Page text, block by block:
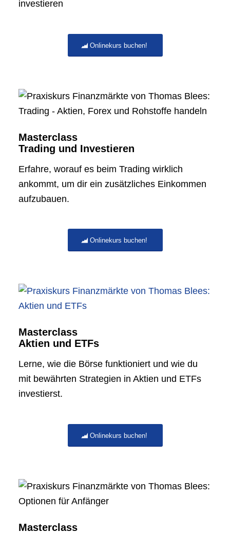
investieren
Onlinekurs buchen!
Masterclass
Trading und Investieren
Erfahre, worauf es beim Trading wirklich
ankommt, um dir ein zusätzliches Einkommen
aufzubauen.
Onlinekurs buchen!
Masterclass
Aktien und ETFs
Lerne, wie die Börse funktioniert und wie du
mit bewährten Strategien in Aktien und ETFs
investierst.
Onlinekurs buchen!
Masterclass